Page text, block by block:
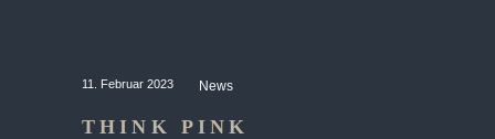
11. Februar 2023 News
THINK PINK